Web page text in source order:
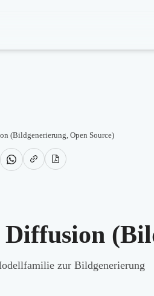
(Bildgenerierung, Open Source)
Diffusion
zur Bildgenerierung